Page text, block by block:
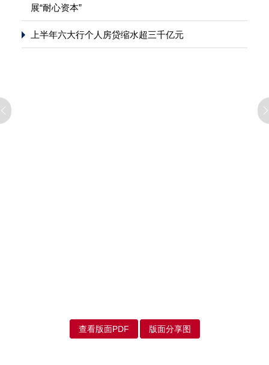
展“耐心资本”
上半年六大行个人房贷缩水超三千亿元
查看版面PDF 版面分享图